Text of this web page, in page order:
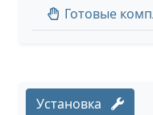
Готовые
Установка